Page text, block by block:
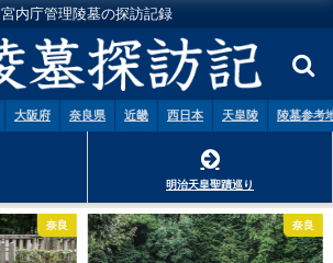
宮内庁管理陵墓の探訪記録
大阪府 奈良県 近畿 西日本 天皇陵 陵墓参考
明治天皇聖蹟巡り
奈良 未分類